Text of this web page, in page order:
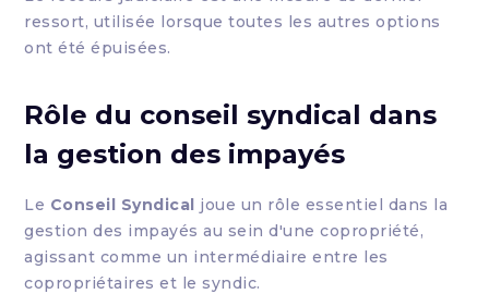
ressort, utilisée lorsque toutes les autres options
ont été épuisées.
Rôle du conseil syndical dans
la gestion des impayés
Le Conseil Syndical joue un rôle essentiel dans la
gestion des impayés au sein d'une copropriété,
agissant comme un intermédiaire entre les
copropriétaires et le syndic.